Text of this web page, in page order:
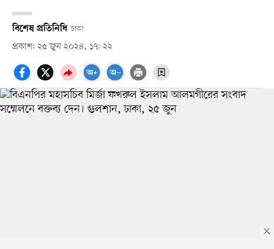
বিশেষ প্রতিনিধি ঢাকা
প্রকাশ: ২৫ জুন ২০২৪, ১৭: ২২